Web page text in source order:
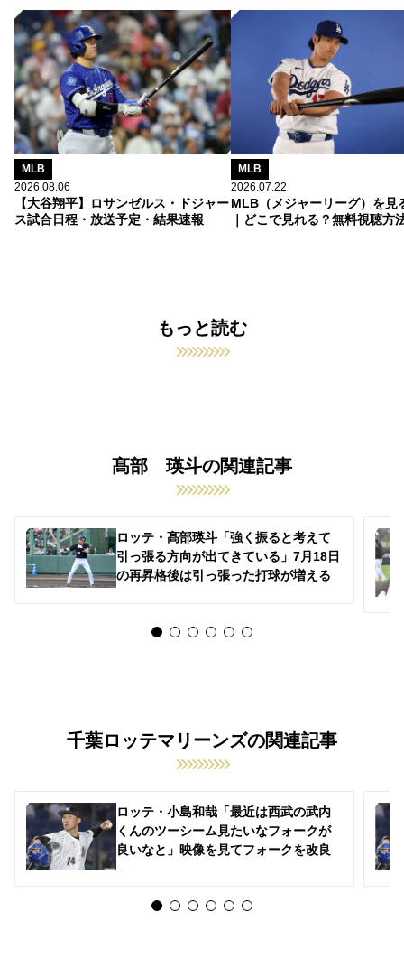
MLB
2026.08.06
【大谷翔平】ロサンゼルス・ドジャー
ス試合日程・放送予定・結果速報
MLB
2026.07.22
MLB（メジャーリーグ）を見
｜どこで見れる？無料視聴方
もっと読む
髙部 瑛斗の関連記事
ロッテ・髙部瑛斗「強く振ると考えて
引っ張る方向が出てきている」7月18日
の再昇格後は引っ張った打球が増える
千葉ロッテマリーンズの関連記事
ロッテ・小島和哉「最近は西武の武内
くんのツーシーム見たいなフォークが
良いなと」映像を見てフォークを改良